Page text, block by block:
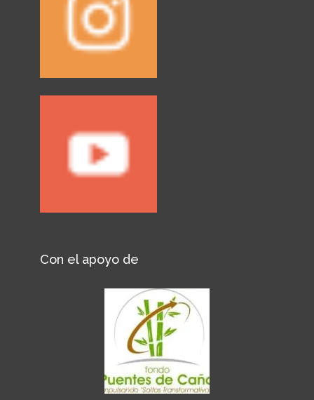
Con el apoyo de